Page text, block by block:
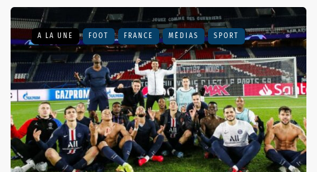
A LA UNE FOOT FRANCE MÉDIAS SPORT